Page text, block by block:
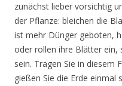
zunächst lieber vorsichtig
der Pflanze: bleichen die
ist mehr Dünger geboten,
oder rollen ihre Blätter ein,
sein. Tragen Sie in diesem
gießen Sie die Erde einmal